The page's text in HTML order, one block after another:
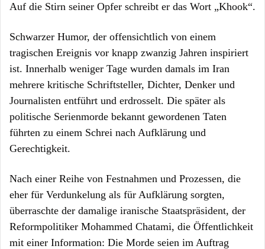
Auf die Stirn seiner Opfer schreibt er das Wort „Khook“.
Schwarzer Humor, der offensichtlich von einem
tragischen Ereignis vor knapp zwanzig Jahren inspiriert
ist. Innerhalb weniger Tage wurden damals im Iran
mehrere kritische Schriftsteller, Dichter, Denker und
Journalisten entführt und erdrosselt. Die später als
politische Serienmorde bekannt gewordenen Taten
führten zu einem Schrei nach Aufklärung und
Gerechtigkeit.
Nach einer Reihe von Festnahmen und Prozessen, die
eher für Verdunkelung als für Aufklärung sorgten,
überraschte der damalige iranische Staatspräsident, der
Reformpolitiker Mohammed Chatami, die Öffentlichkeit
mit einer Information: Die Morde seien im Auftrag